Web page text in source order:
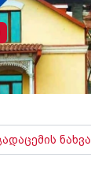
ნახვა